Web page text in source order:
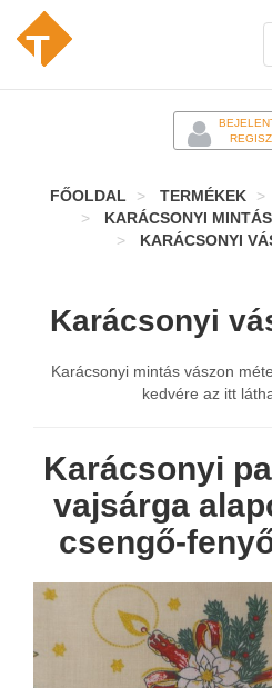
FŐOLDAL TERMÉKEK
KARÁCSONYI
KARÁCSONYI
Karácsonyi
Karácsonyi mintás vászon
kedvére az itt
Karácsonyi
vajsárga
csengő-